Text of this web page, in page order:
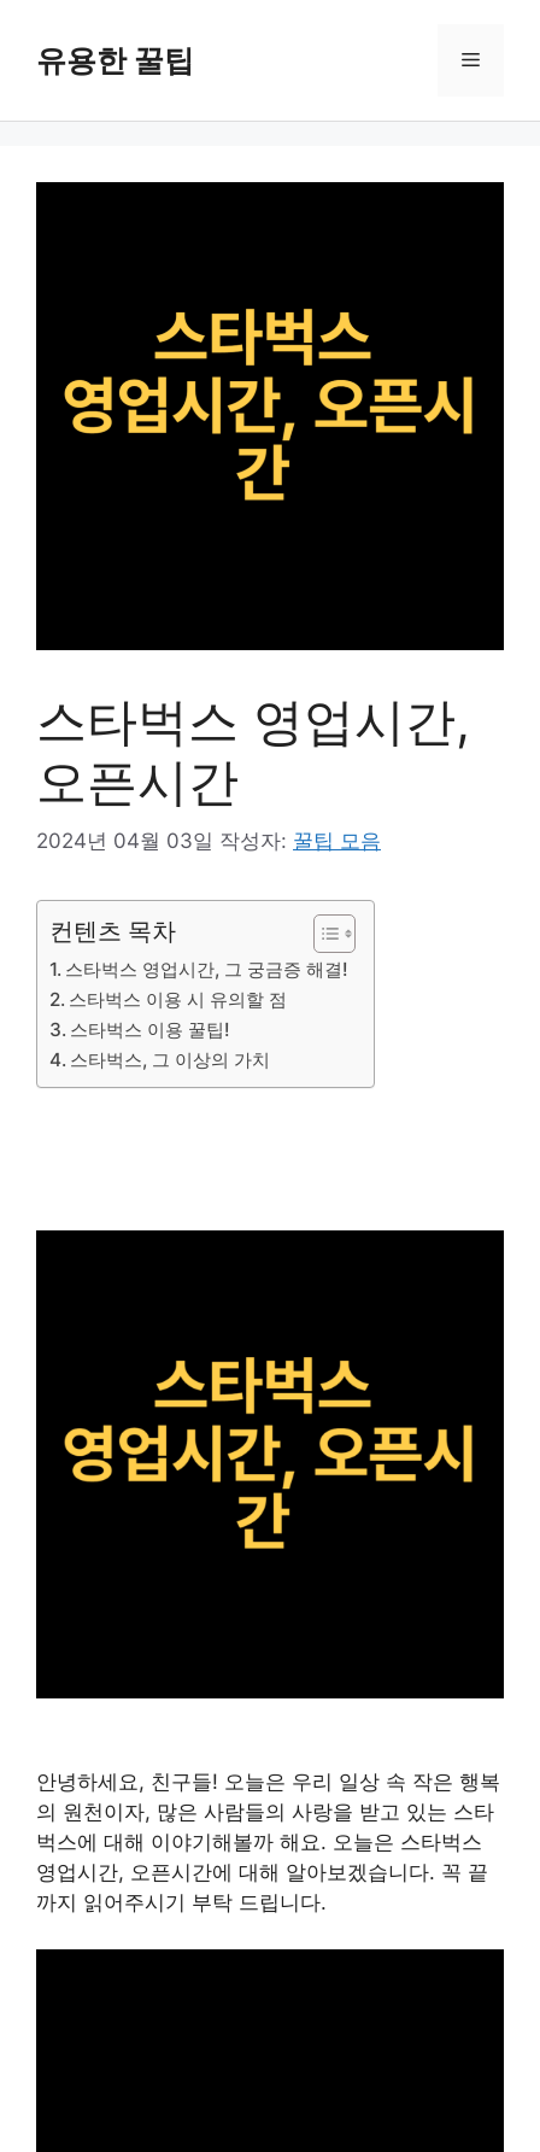
유용한 꿀팁 메
스타벅스 영업시간,
오픈시간
2024년 04월 03일 작성자: 꿀팁 모음
컨텐츠 목차
스타벅스 영업시간, 그 궁금증 해결!
스타벅스 이용 시 유의할 점
스타벅스 이용 꿀팁!
스타벅스, 그 이상의 가치
안녕하세요, 친구들! 오늘은 우리 일상 속 작은 행복
의 원천이자, 많은 사람들의 사랑을 받고 있는 스타
벅스에 대해 이야기해볼까 해요. 오늘은 스타벅스
영업시간, 오픈시간에 대해 알아보겠습니다. 꼭 끝
까지 읽어주시기 부탁 드립니다.